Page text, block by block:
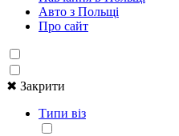
Авто з Польщі
Про сайт
✖ Закрити
Типи віз